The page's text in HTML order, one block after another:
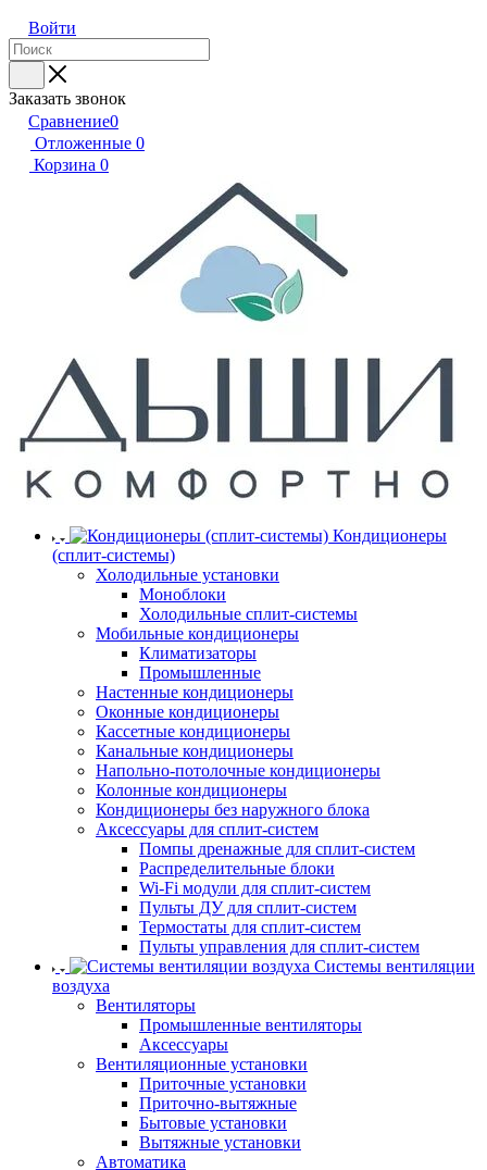
Войти
Заказать звонок
Сравнение0
Отложенные 0
Корзина 0
Кондиционеры
(сплит-системы)
Холодильные установки
Моноблоки
Холодильные сплит-системы
Мобильные кондиционеры
Климатизаторы
Промышленные
Настенные кондиционеры
Оконные кондиционеры
Кассетные кондиционеры
Канальные кондиционеры
Напольно-потолочные кондиционеры
Колонные кондиционеры
Кондиционеры без наружного блока
Аксессуары для сплит-систем
Помпы дренажные для сплит-систем
Распределительные блоки
Wi-Fi модули для сплит-систем
Пульты ДУ для сплит-систем
Термостаты для сплит-систем
Пульты управления для сплит-систем
Системы вентиляции
воздуха
Вентиляторы
Промышленные вентиляторы
Аксессуары
Вентиляционные установки
Приточные установки
Приточно-вытяжные
Бытовые установки
Вытяжные установки
Автоматика